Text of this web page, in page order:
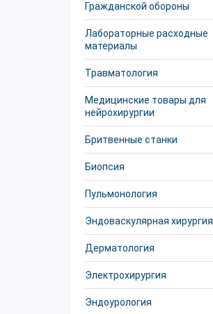
Гражданской обороны
Лабораторные расходные
материалы
Травматология
Медицинские товары для
нейрохирургии
Бритвенные станки
Биопсия
Пульмонология
Эндоваскулярная хирургия
Дерматология
Электрохирургия
Эндоурология